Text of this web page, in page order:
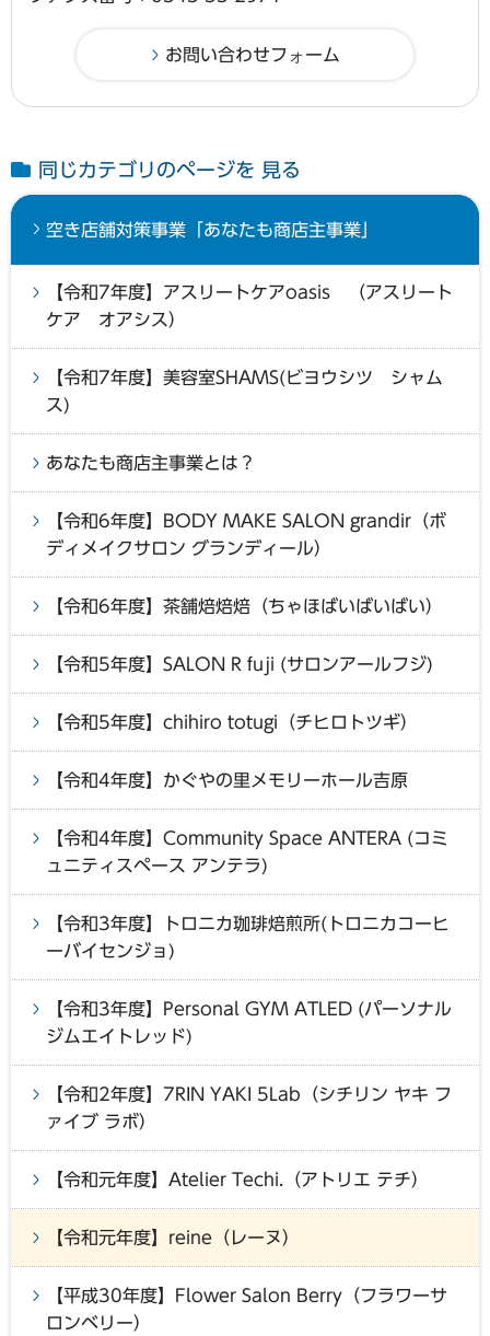
同じカテゴリのページを 見る
空き店舗対策事業「あなたも商店主事業」
【令和7年度】アスリートケアoasis （アスリート
ケア オアシス）
【令和7年度】美容室SHAMS(ビヨウシツ シャム
ス)
あなたも商店主事業とは？
【令和6年度】BODY MAKE SALON grandir（ボ
ディメイクサロン グランディール）
【令和6年度】茶舗焙焙焙（ちゃほばいばいばい）
【令和5年度】SALON R fuji (サロンアールフジ)
【令和5年度】chihiro totugi（チヒロトツギ）
【令和4年度】かぐやの里メモリーホール吉原
【令和4年度】Community Space ANTERA (コミ
ュニティスペース アンテラ)
【令和3年度】トロニカ珈琲焙煎所(トロニカコーヒ
ーバイセンジョ)
【令和3年度】Personal GYM ATLED (パーソナル
ジムエイトレッド)
【令和2年度】7RIN YAKI 5Lab（シチリン ヤキ フ
ァイブ ラボ）
【令和元年度】Atelier Techi.（アトリエ テチ）
【令和元年度】reine（レーヌ）
【平成30年度】Flower Salon Berry（フラワーサ
ロンベリー）